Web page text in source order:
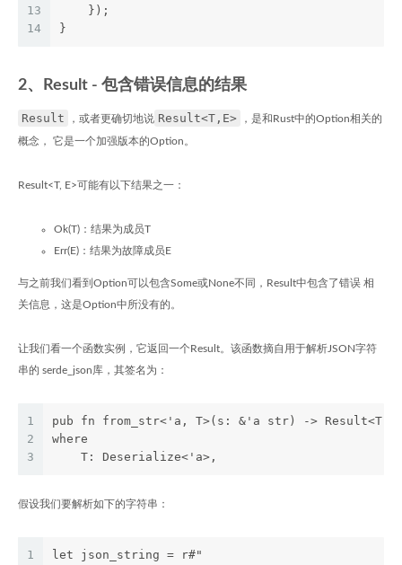
13
14
    });
}
2、Result - 包含错误信息的结果
Result ，或者更确切地说 Result<T,E> ，是和Rust中的Option相关的
概念， 它是一个加强版本的Option。
Result<T, E>可能有以下结果之一：
Ok(T)：结果为成员T
Err(E)：结果为故障成员E
与之前我们看到Option可以包含Some或None不同，Result中包含了错误 相
关信息，这是Option中所没有的。
让我们看一个函数实例，它返回一个Result。该函数摘自用于解析JSON字符
串的 serde_json库，其签名为：
1
2
3
pub fn from_str<'a, T>(s: &'a str) -> Result<T,
where
    T: Deserialize<'a>,
假设我们要解析如下的字符串：
1
let json_string = r#"